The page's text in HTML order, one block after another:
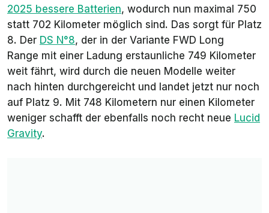
9 DS N°8
DS N°8 FWD
Long Range
749 km
97
10
Lucid
Gravity
Gravity Grand
Touring
748 km
123
2025 bessere Batterien, wodurch nun maximal 750
statt 702 Kilometer möglich sind. Das sorgt für Platz
8. Der DS N°8, der in der Variante FWD Long
Range mit einer Ladung erstaunliche 749 Kilometer
weit fährt, wird durch die neuen Modelle weiter
nach hinten durchgereicht und landet jetzt nur noch
auf Platz 9. Mit 748 Kilometern nur einen Kilometer
weniger schafft der ebenfalls noch recht neue Lucid
Gravity.